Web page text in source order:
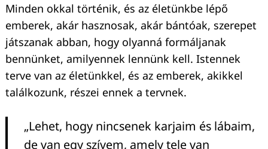
Minden okkal történik, és az életünkbe lépő
emberek, akár hasznosak, akár bántóak, szerepet
játszanak abban, hogy olyanná formáljanak
bennünket, amilyennek lennünk kell. Istennek
terve van az életünkkel, és az emberek, akikkel
találkozunk, részei ennek a tervnek.
„Lehet, hogy nincsenek karjaim és lábaim,
de van egy szívem, amely tele van